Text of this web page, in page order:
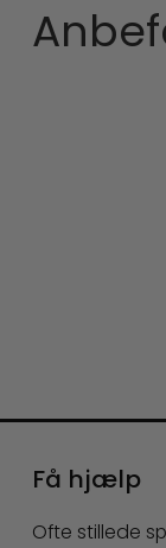
Få hjælp
Ofte stillede